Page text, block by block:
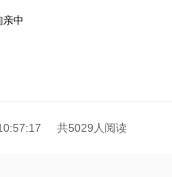
亲中
共5029人阅读